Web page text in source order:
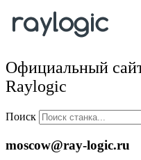
Официальный
Raylogic
Поиск
moscow@ray-logic.ru